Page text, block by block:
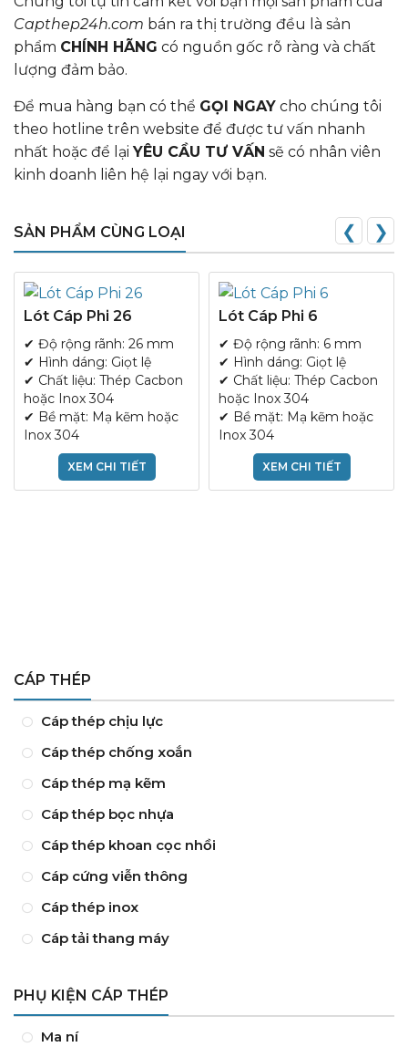
Capthep24h.com bán ra thị trường đều là sản
phẩm CHÍNH HÃNG có nguồn gốc rõ ràng và chất
lượng đảm bảo.
Để mua hàng bạn có thể GỌI NGAY cho chúng tôi
theo hotline trên website để được tư vấn nhanh
nhất hoặc để lại YÊU CẦU TƯ VẤN sẽ có nhân viên
kinh doanh liên hệ lại ngay với bạn.
SẢN PHẨM CÙNG LOẠI ❮
Lót Cáp Phi 26
✔ Độ rộng rãnh: 26 mm
✔ Hình dáng: Giọt lệ
✔ Chất liệu: Thép Cacbon
hoặc Inox 304
✔ Bề mặt: Mạ kẽm hoặc
Inox 304
XEM CHI TIẾT
Lót Cáp Phi 6
✔ Độ rộng rãnh: 6 mm
✔ Hình dáng: Giọt lệ
✔ Chất liệu: Thép Cacbon
hoặc Inox 304
✔ Bề mặt: Mạ kẽm hoặc
Inox 304
XEM CHI TIẾT
❯
CÁP THÉP
Cáp thép chịu lực
Cáp thép chống xoắn
Cáp thép mạ kẽm
Cáp thép bọc nhựa
Cáp thép khoan cọc nhồi
Cáp cứng viễn thông
Cáp thép inox
Cáp tải thang máy
PHỤ KIỆN CÁP THÉP
Ma ní